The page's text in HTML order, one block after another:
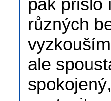
pak přišlo
různých
ale